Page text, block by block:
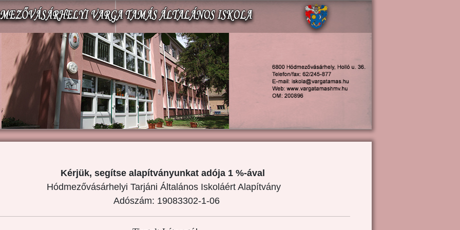
Kérjük, segítse alapítványunkat adója 1 %-ával
Hódmezővásárhelyi Tarjáni Általános Iskoláért Alapítvány
Adószám: 19083302-1-06